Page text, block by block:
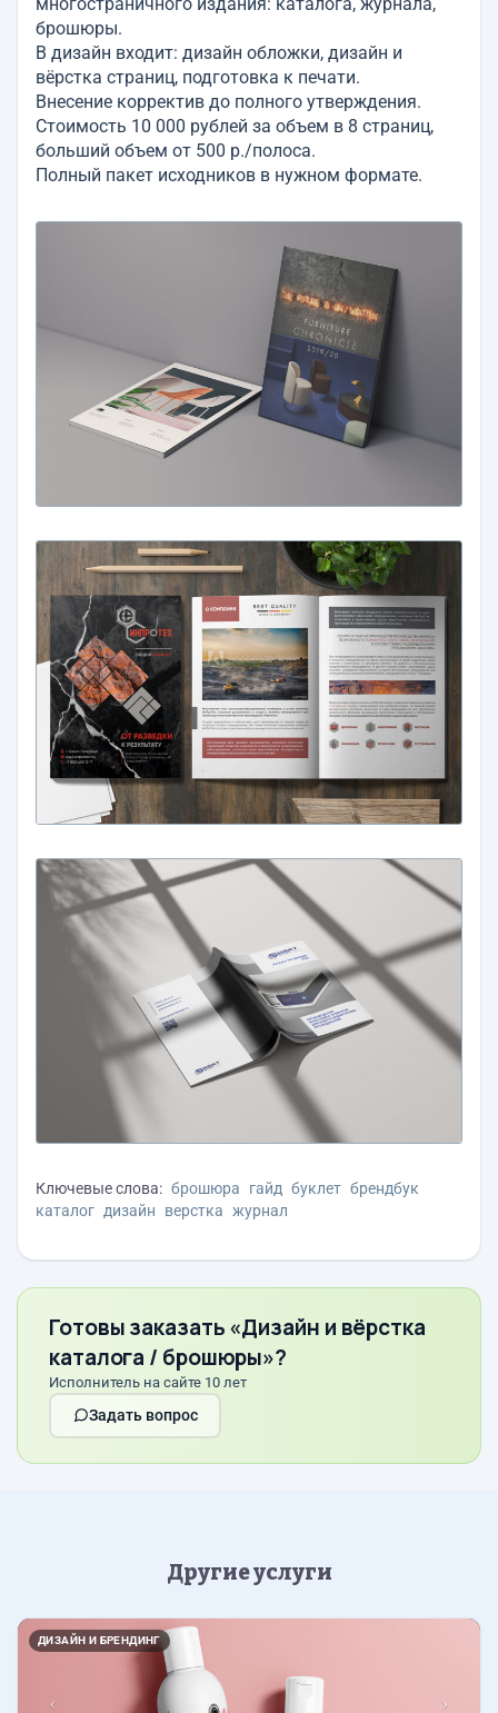
брошюры.
В дизайн входит: дизайн обложки, дизайн и
вёрстка страниц, подготовка к печати.
Внесение корректив до полного утверждения.
Стоимость 10 000 рублей за объем в 8 страниц,
больший объем от 500 р./полоса.
Полный пакет исходников в нужном формате.
Ключевые слова: брошюра гайд буклет брендбук
каталог дизайн верстка журнал
Готовы заказать «Дизайн и вёрстка
каталога / брошюры»?
Исполнитель на сайте 10 лет
Задать вопрос
Другие услуги
ДИЗАЙН И БРЕНДИНГ
Назад